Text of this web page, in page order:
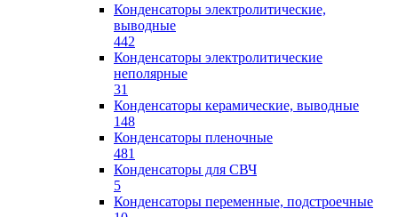
Конденсаторы электролитические,
выводные
442
Конденсаторы электролитические
неполярные
31
Конденсаторы керамические, выводные
148
Конденсаторы пленочные
481
Конденсаторы для СВЧ
5
Конденсаторы переменные, подстроечные